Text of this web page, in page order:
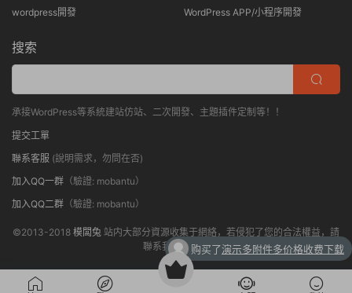
wordpress開發
WordPress APP/小程序開發
搜索
承接WordPress等系統建站仿站、二次開發、主題插件定制等！！
提交工單
聯系客服 (說明需求，勿問在否)
加入QQ一群 （驗證: mobantu）
加入QQ二群 （驗證: mobantu）
©2013-2018 模闆兔 站内大部分資源收集于網絡，若侵犯了您的合法權益，請
聯系我們删除！
购买了演示多附件多价格收费下载
购买了演示免登录付费下载